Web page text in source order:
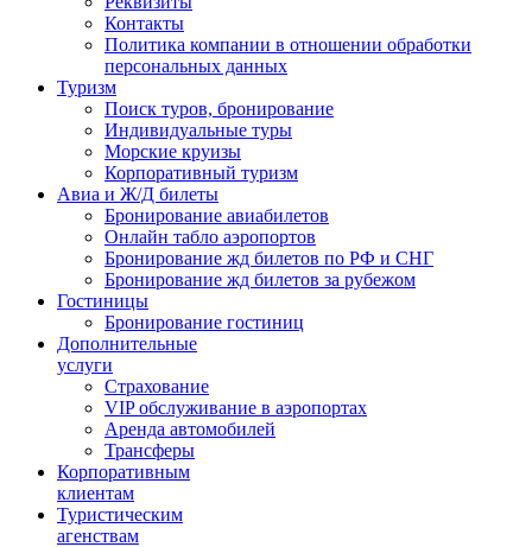
Контакты
Политика компании в отношении обработки
персональных данных
Туризм
Поиск туров, бронирование
Индивидуальные туры
Морские круизы
Корпоративный туризм
Авиа и Ж/Д билеты
Бронирование авиабилетов
Онлайн табло аэропортов
Бронирование жд билетов по РФ и СНГ
Бронирование жд билетов за рубежом
Гостиницы
Бронирование гостиниц
Дополнительные
услуги
Страхование
VIP обслуживание в аэропортах
Аренда автомобилей
Трансферы
Корпоративным
клиентам
Туристическим
агенствам